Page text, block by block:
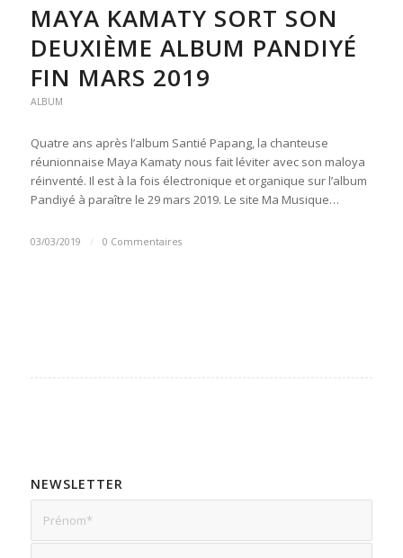
MAYA KAMATY SORT SON
DEUXIÈME ALBUM PANDIYÉ
FIN MARS 2019
ALBUM
Quatre ans après l’album Santié Papang, la chanteuse
réunionnaise Maya Kamaty nous fait léviter avec son maloya
réinventé. Il est à la fois électronique et organique sur l’album
Pandiyé à paraître le 29 mars 2019. Le site Ma Musique…
03/03/2019 / 0 Commentaires
NEWSLETTER